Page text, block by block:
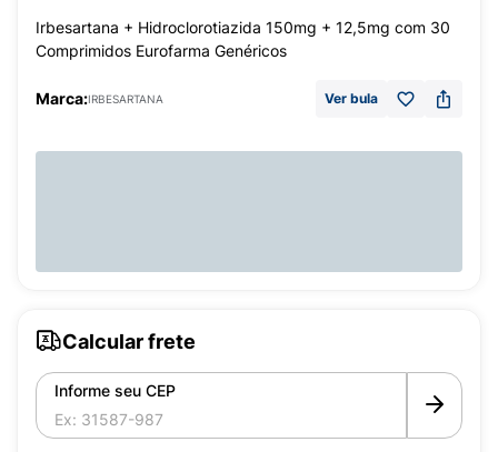
Irbesartana + Hidroclorotiazida 150mg + 12,5mg com 30
Comprimidos Eurofarma Genéricos
Marca:IRBESARTANA Ver bula
Calcular frete
Informe seu CEP